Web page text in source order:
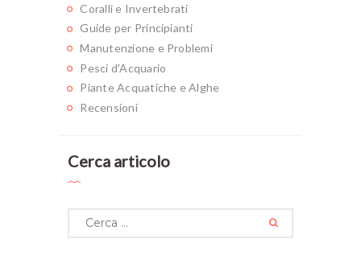
Coralli e Invertebrati
Guide per Principianti
Manutenzione e Problemi
Pesci d'Acquario
Piante Acquatiche e Alghe
Recensioni
Cerca articolo
Ricerca
per: